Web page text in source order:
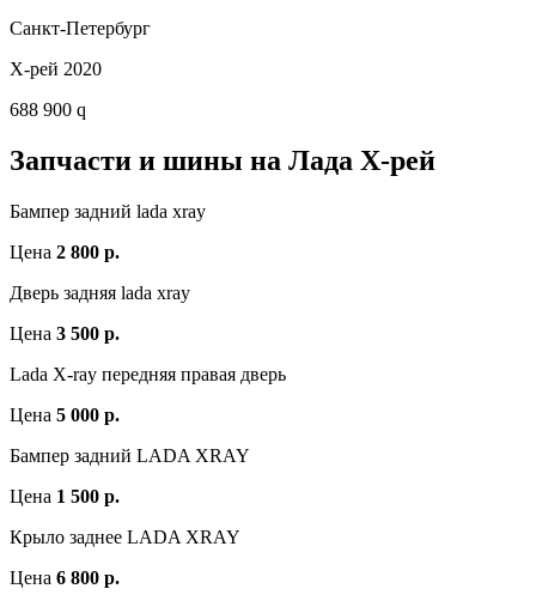
Санкт-Петербург
Х-рей 2020
688 900 q
Запчасти и шины на Лада Х-рей
Бампер задний lada xray
Цена 2 800 р.
Дверь задняя lada xray
Цена 3 500 р.
Lada X-ray передняя правая дверь
Цена 5 000 р.
Бампер задний LADA XRAY
Цена 1 500 р.
Крыло заднее LADA XRAY
Цена 6 800 р.